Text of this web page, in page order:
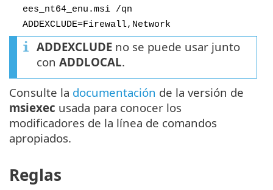
ees_nt64_enu.msi /qn
ADDEXCLUDE=Firewall,Network
ADDEXCLUDE no se puede usar junto
con ADDLOCAL.
Consulte la documentación de la versión de
msiexec usada para conocer los
modificadores de la línea de comandos
apropiados.
Reglas